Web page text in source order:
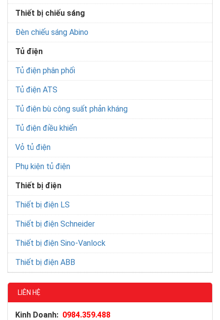
Thiết bị chiếu sáng
Đèn chiếu sáng Abino
Tủ điện
Tủ điện phân phối
Tủ điện ATS
Tủ điện bù công suất phản kháng
Tủ điện điều khiển
Vỏ tủ điện
Phụ kiện tủ điện
Thiết bị điện
Thiết bị điện LS
Thiết bị điện Schneider
Thiết bị điện Sino-Vanlock
Thiết bị điện ABB
LIÊN HỆ
Kinh Doanh: 0984.359.488